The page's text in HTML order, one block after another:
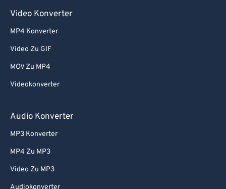
Video Konverter
MP4 Konverter
Video Zu GIF
MOV Zu MP4
Videokonverter
Audio Konverter
MP3 Konverter
MP4 Zu MP3
Video Zu MP3